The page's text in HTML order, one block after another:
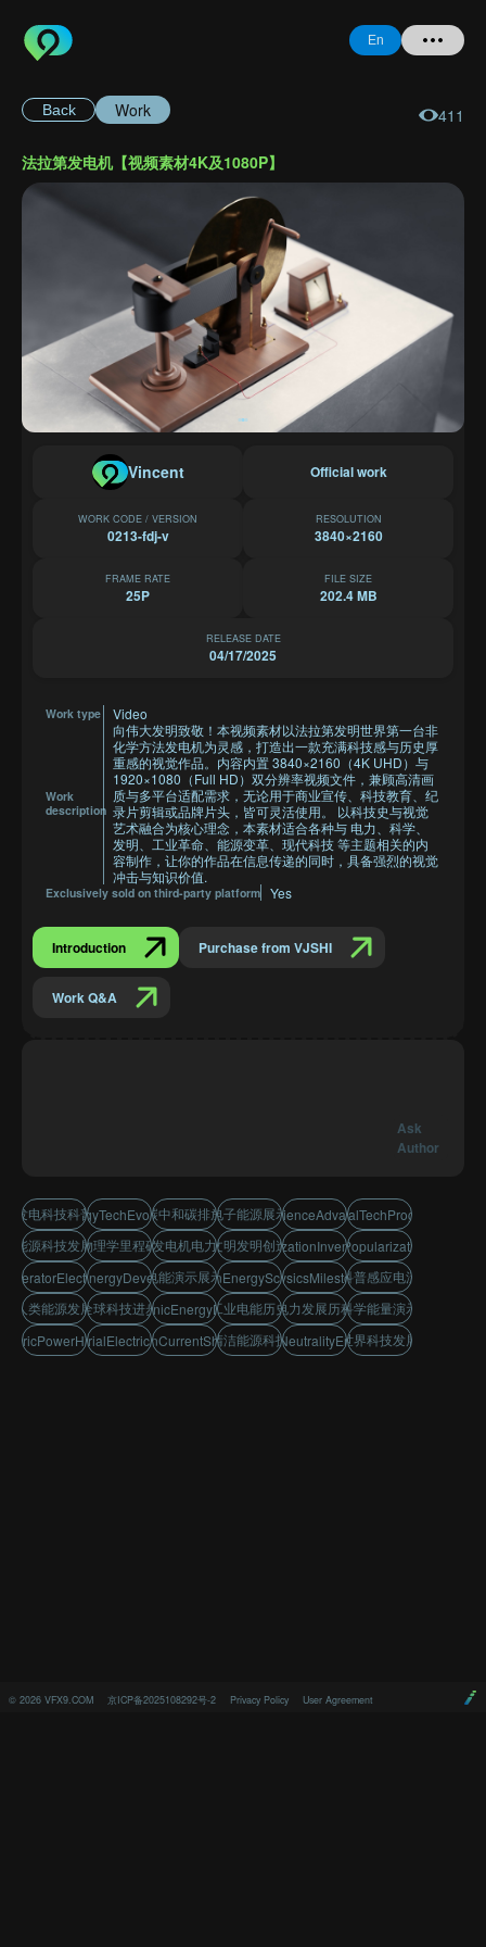
En
Register
Forgot
© 2026 VFX9.COM 京ICP备2025108292号-2 Privacy Policy User Agreement
Back Work 411
法拉第发电机【视频素材4K及1080P】
Vincent Official work
WORK CODE / VERSION
0213-fdj-v
RESOLUTION
3840×2160
FRAME RATE
25P
FILE SIZE
202.4 MB
RELEASE DATE
04/17/2025
Work type Video
Work
description
向伟大发明致敬！本视频素材以法拉第发明世界第一台非
化学方法发电机为灵感，打造出一款充满科技感与历史厚
重感的视觉作品。内容内置 3840×2160（4K UHD）与
1920×1080（Full HD）双分辨率视频文件，兼顾高清画
质与多平台适配需求，无论用于商业宣传、科技教育、纪
录片剪辑或品牌片头，皆可灵活使用。 以科技史与视觉
艺术融合为核心理念，本素材适合各种与 电力、科学、
发明、工业革命、能源变革、现代科技 等主题相关的内
容制作，让你的作品在信息传递的同时，具备强烈的视觉
冲击与知识价值.
Exclusively sold on third-party platform Yes
Introduction Purchase from VJSHI
Work Q&A
Ask
Author
发电科技科普EnergyTechEvolution碳中和碳排放电子能源展示
WorldScienceAdvancement
GlobalTechProgress
能源科技发展物理学里程碑发电机电力文明发明创造CivilizationInventions
SciencePopularizationDemo
HumanEnergyDevelopment
电能演示展示CleanEnergySciencePhysicsMilestone科普感应电流
人类能源发展全球科技进步
ElectronicEnergyDisplay
工业电能历史电力发展历程科学能量演示
IndustrialElectricPower
InductionCurrentShowcase
清洁能源科技
CarbonNeutralityEmissions
世界科技发展